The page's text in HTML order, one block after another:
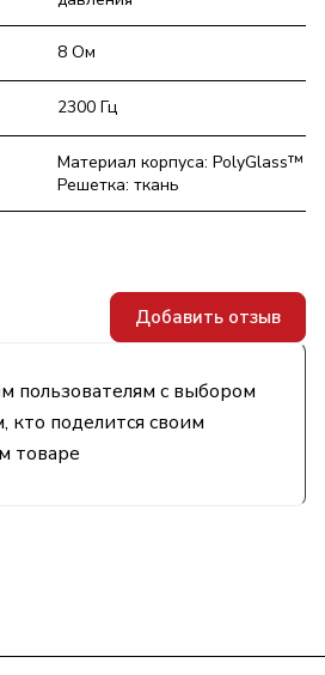
8 Ом
2300 Гц
Материал корпуса: PolyGlass™
Решетка: ткань
пользователям с выбором
кто поделится своим
товаре
Добавить отзыв